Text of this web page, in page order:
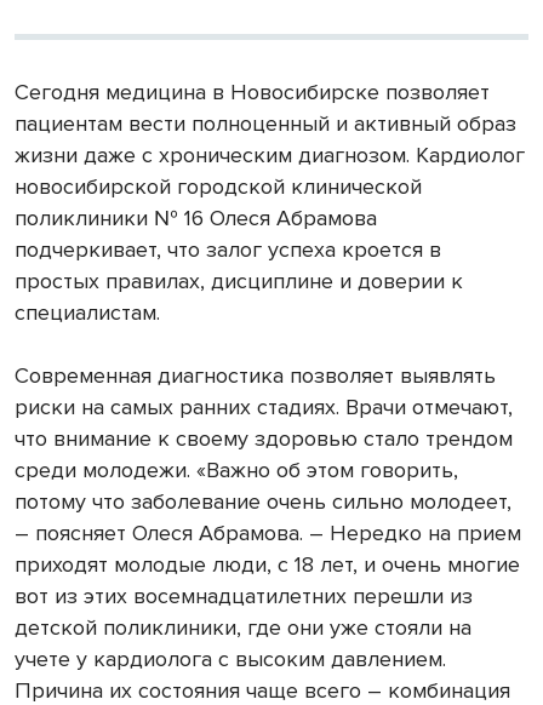
Сегодня медицина в Новосибирске позволяет
пациентам вести полноценный и активный образ
жизни даже с хроническим диагнозом. Кардиолог
новосибирской городской клинической
поликлиники № 16 Олеся Абрамова
подчеркивает, что залог успеха кроется в
простых правилах, дисциплине и доверии к
специалистам.
Современная диагностика позволяет выявлять
риски на самых ранних стадиях. Врачи отмечают,
что внимание к своему здоровью стало трендом
среди молодежи. «Важно об этом говорить,
потому что заболевание очень сильно молодеет,
– поясняет Олеся Абрамова. – Нередко на прием
приходят молодые люди, с 18 лет, и очень многие
вот из этих восемнадцатилетних перешли из
детской поликлиники, где они уже стояли на
учете у кардиолога с высоким давлением.
Причина их состояния чаще всего – комбинация